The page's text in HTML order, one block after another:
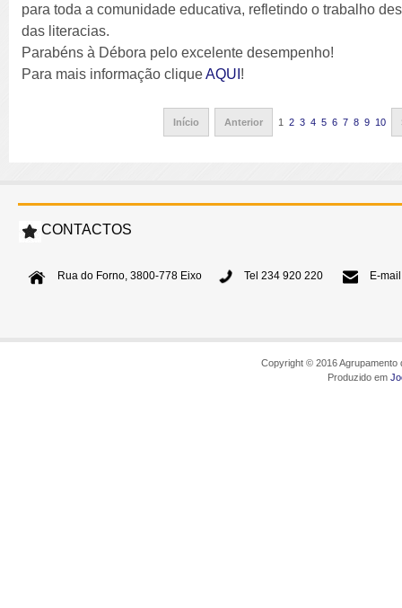
para toda a comunidade educativa, refletindo o trabalho
das literacias.
Parabéns à Débora pelo excelente desempenho!
Para mais informação cliqueAQUI !
Início Anterior 1 2 3 4 5 6 7 8 9 10
CONTACTOS
Rua do Forno, 3800-778 Eixo Tel 234 920 220 E-
Copyright © 2016
Produzido em